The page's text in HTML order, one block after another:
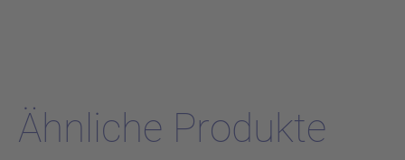
Ähnliche Produkte